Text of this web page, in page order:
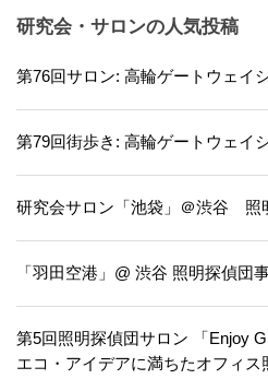
研究会・サロンの人気投稿
第76回サロン: 高輪ゲートウェイ
第79回街歩き: 高輪ゲートウェイ
研究会サロン「池袋」＠渋谷 照
「羽田空港」@ 渋谷 照明探偵団
第5回照明探偵団サロン 「Enjoy
エコ・アイデアに満ちたオフィス